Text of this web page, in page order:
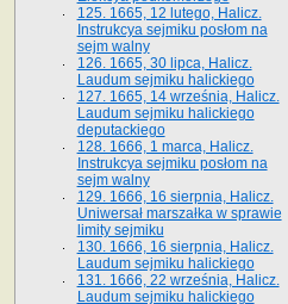
125. 1665, 12 lutego, Halicz.
Instrukcya sejmiku posłom na
sejm walny
126. 1665, 30 lipca, Halicz.
Laudum sejmiku halickiego
127. 1665, 14 września, Halicz.
Laudum sejmiku halickiego
deputackiego
128. 1666, 1 marca, Halicz.
Instrukcya sejmiku posłom na
sejm walny
129. 1666, 16 sierpnia, Halicz.
Uniwersał marszałka w sprawie
limity sejmiku
130. 1666, 16 sierpnia, Halicz.
Laudum sejmiku halickiego
131. 1666, 22 września, Halicz.
Laudum sejmiku halickiego